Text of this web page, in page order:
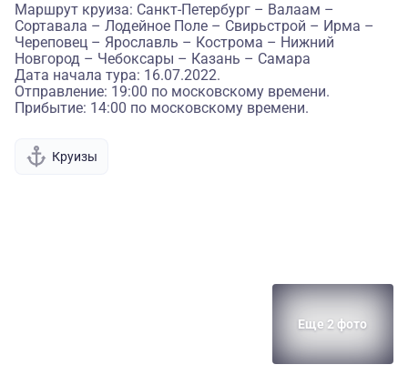
Маршрут круиза: Санкт-Петербург – Валаам –
Сортавала – Лодейное Поле – Свирьстрой – Ирма –
Череповец – Ярославль – Кострома – Нижний
Новгород – Чебоксары – Казань – Самара
Дата начала тура: 16.07.2022.
Отправление: 19:00 по московскому времени.
Прибытие: 14:00 по московскому времени.
Круизы
Еще 2 фото